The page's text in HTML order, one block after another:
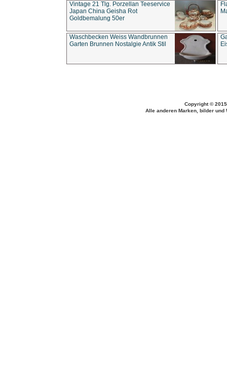
Vintage 21 Tlg. Porzellan Teeservice
Japan China Geisha Rot
Goldbemalung 50er
Waschbecken Weiss Wandbrunnen
Garten Brunnen Nostalgie Antik Stil
Copyright ©
Alle anderen Marken, bilder und